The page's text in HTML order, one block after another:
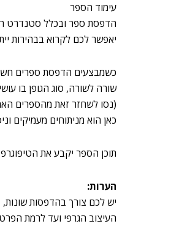
עימוד הספר
הדפסת ספר ובכלל סטנדרט
יאפשר לכם לקרוא בבהירות
כשמבצעים הדפסת ספרים
שורה לשורה, סוג הגופן בו
(נסו לשחזר זאת מהספרים
כאן הוא מניתוחים מעמיקים
תוכן הספר יקבע את
הערות:
יש לכם צורך בהדפסות
העיצוב הגרפי ועד לרמת